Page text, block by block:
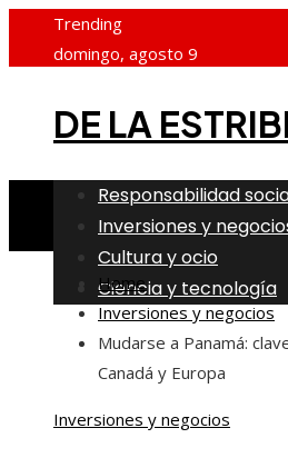
Trending
domingo, agosto 9
DE LA
Responsabilidad
Inversiones y
Cultura y ocio
Ciencia y tecnología
Home
Inversiones y negocios
Mudarse a Panamá:
Canadá y Europa
Inversiones y negocios